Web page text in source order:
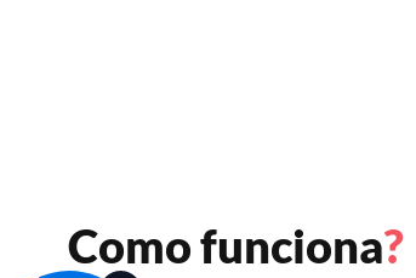
Como funciona?